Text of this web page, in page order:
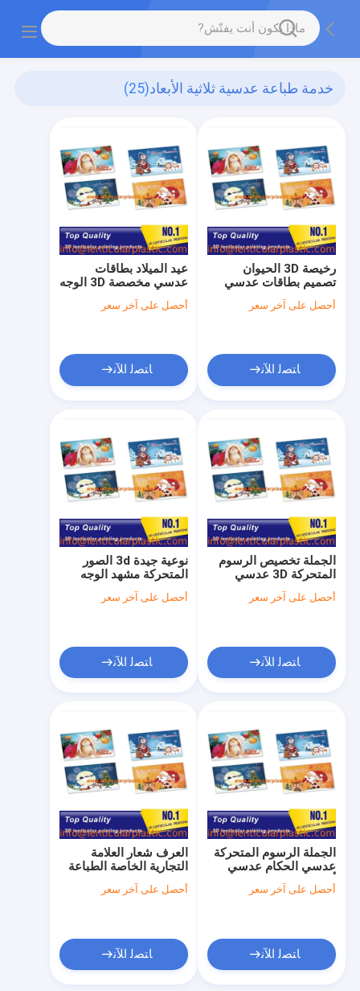
خدمة طباعة عدسية ثلاثية الأبعاد(25)
عيد الميلاد بطاقات
عدسي مخصصة 3D الوجه
ملصق عدسي طباعة
الصورة الصورة - PET أحصل على آخر سعر
ﺎﺘﺼﻟ ﺍﻶﻧ
رخيصة 3D الحيوان
تصميم بطاقات عدسي
PET شنق العلامات
أحصل على آخر سعر
ﺎﺘﺼﻟ ﺍﻶﻧ
نوعية جيدة 3d الصور
المتحركة مشهد الوجه
ملصقا الرسوم المتحركة
صورة صور خدمة طباعة
أحصل على آخر سعر
ﺎﺘﺼﻟ ﺍﻶﻧ
الجملة تخصيص الرسوم
المتحركة 3D عدسي
عدسي غلاف دفتر طباعة
أحصل على آخر سعر
ﺎﺘﺼﻟ ﺍﻶﻧ
العرف شعار العلامة
التجارية الخاصة الطباعة
3D عدسي الملابس شنق
العلامة فليب ملصق
أحصل على آخر سعر
ﺎﺘﺼﻟ ﺍﻶﻧ
الجملة الرسوم المتحركة
عدسي الحكام عدسي
أنيمي ملصق الطباعة مع
3D الوجه تأثير 3Dأحصل على آخر سعر
ﺎﺘﺼﻟ ﺍﻶﻧ